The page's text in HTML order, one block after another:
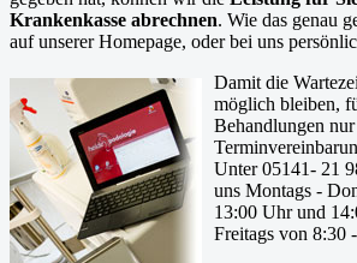
Krankenkasse abrechnen. Wie das genau
auf unserer Homepage, oder bei uns
Damit die
möglich bleiben,
Behandlungen
Unter 05141- 21
uns Montags -
13:00 Uhr und
Freitags von 8:30